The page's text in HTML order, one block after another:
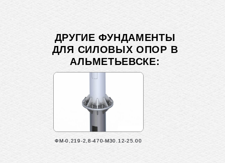
ДРУГИЕ ФУНДАМЕНТЫ
ДЛЯ СИЛОВЫХ ОПОР В
АЛЬМЕТЬЕВСКЕ:
ФМ-0,219-2,8-470-М30.12-25.00